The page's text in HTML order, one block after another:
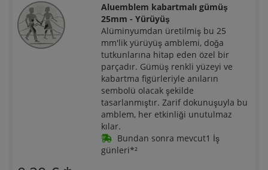
Aluemblem kabartmalı gümüş
25mm - Yürüyüş
Alüminyumdan üretilmiş bu 25
mm'lik yürüyüş amblemi, doğa
tutkunlarına hitap eden özel bir
parçadır. Gümüş renkli yüzeyi ve
kabartma figürleriyle anıların
sembolü olacak şekilde
tasarlanmıştır. Zarif dokunuşuyla bu
amblem, her etkinliği unutulmaz
kılar.
Bundan sonra mevcut1 İş
günleri*²